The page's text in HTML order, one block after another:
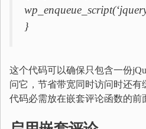
}
这个代码可以确保只包含一份
问它，节省带宽同时访问时还
代码必需放在嵌套评论函数的前